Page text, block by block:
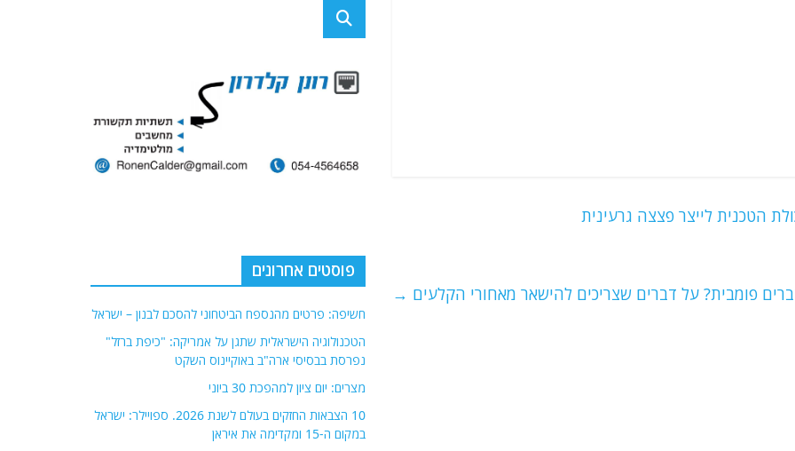
הטכנית לייצר פצצה גרעינית
פומבית? על דברים שצריכים להישאר מאחורי הקלעים →
פוסטים אחרונים
חשיפה: פרטים מהנספח הביטחוני להסכם לבנון – ישראל
הטכנולוגיה הישראלית שתגן על אמריקה: "כיפת ברזל"
נפרסת בבסיסי ארה"ב באוקיינוס השקט
מצרים: יום ציון למהפכת 30 ביוני
10 הצבאות החזקים בעולם לשנת 2026. ספויילר: ישראל
במקום ה-15 ומקדימה את איראן